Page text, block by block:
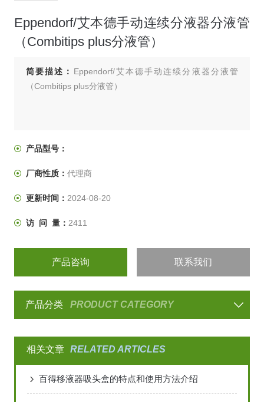
Eppendorf/艾本德手动连续分液器分液管
（Combitips plus分液管）
简要描述： Eppendorf/艾本德手动连续分液器分液管
（Combitips plus分液管）
产品型号：
厂商性质： 代理商
更新时间： 2024-08-20
访 问 量： 2411
产品咨询 联系我们
产品分类 PRODUCT CATEGORY
相关文章 RELATED ARTICLES
百得移液器吸头盒的特点和使用方法介绍